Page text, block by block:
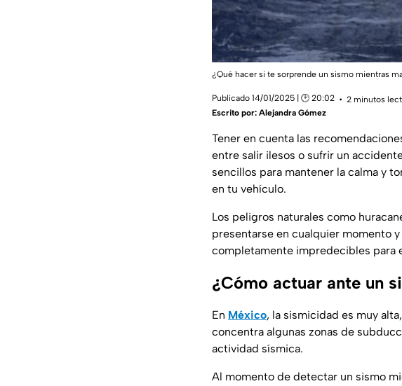
¿Qué hacer si te sorprende un sismo mientras
Publicado 14/01/2025 | 🕑 20:02
2 minutos
Escrito por: Alejandra Gómez
Tener en cuenta las
entre salir ilesos o sufrir un
sencillos para mantener la calma y
en tu vehículo.
Los peligros naturales como
presentarse en cualquier momento
completamente impredecibles para
¿Cómo actuar ante un
En México, la sismicidad es muy
concentra algunas zonas de
actividad sísmica.
Al momento de detectar un sismo